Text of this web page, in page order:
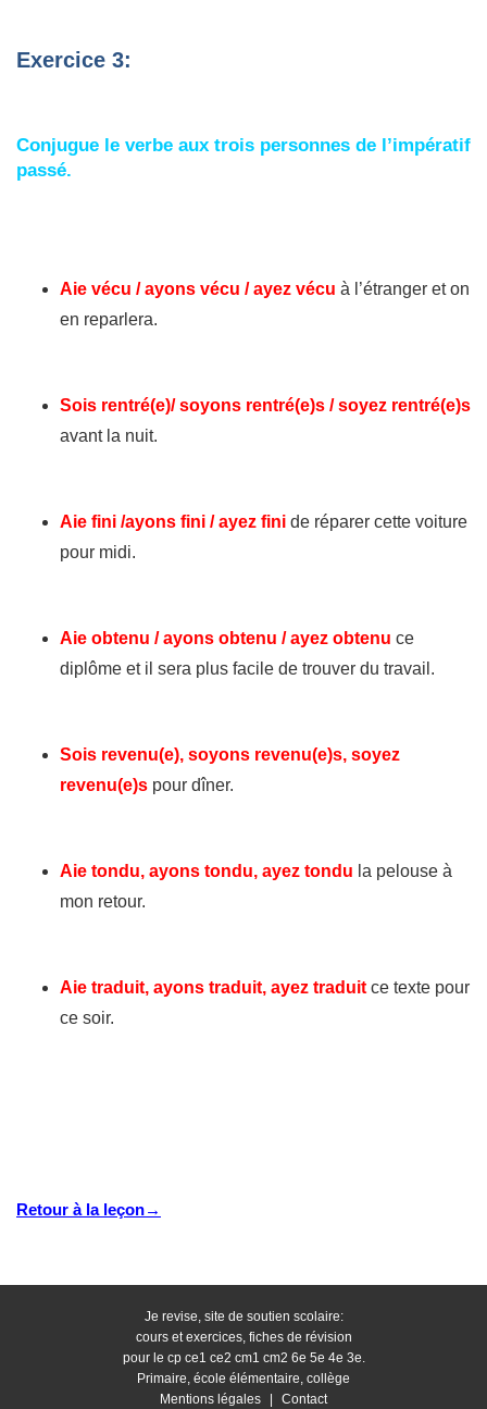
Exercice 3:
Conjugue le verbe aux trois personnes de l’impératif
passé.
Aie vécu / ayons vécu / ayez vécu à l’étranger et on
en reparlera.
Sois rentré(e)/ soyons rentré(e)s / soyez rentré(e)s
avant la nuit.
Aie fini /ayons fini / ayez fini de réparer cette voiture
pour midi.
Aie obtenu / ayons obtenu / ayez obtenu ce
diplôme et il sera plus facile de trouver du travail.
Sois revenu(e), soyons revenu(e)s, soyez
revenu(e)s pour dîner.
Aie tondu, ayons tondu, ayez tondu la pelouse à
mon retour.
Aie traduit, ayons traduit, ayez traduit ce texte pour
ce soir.
Retour à la leçon→
Je revise, site de soutien scolaire:
cours et exercices, fiches de révision
pour le cp ce1 ce2 cm1 cm2 6e 5e 4e 3e.
Primaire, école élémentaire, collège
Mentions légales
Contact